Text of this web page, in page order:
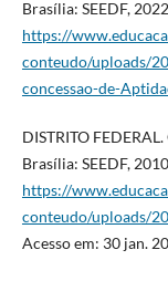
Brasília: SEEDF,
https://
conteudo/uploads/
concessao-de-
DISTRITO
Brasília: SEEDF,
https://
conteudo/uploads/
Acesso em: 30 jan.